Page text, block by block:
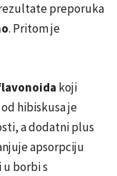
preporuka
. Pritom je
koji
hibiskusa je
a dodatni plus
apsorpciju
u borbi s